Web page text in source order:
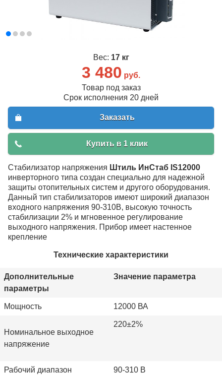
Вес: 17 кг
3 480 руб.
Товар под заказ
Срок исполнения 20 дней
Заказать
Купить в 1 клик
Стабилизатор напряжения Штиль ИнСтаб IS12000
инверторного типа создан специально для надежной
защиты отопительных систем и другого оборудования.
Данный тип стабилизаторов имеют широкий диапазон
входного напряжения 90-310В, высокую точность
стабилизации 2% и мгновенное регулирование
выходного напряжения. Прибор имеет настенное
крепление
Технические характеристики
Дополнительные
параметры
Значение параметра
Мощность 12000 ВА
Номинальное выходное
напряжение
220±2%
Рабочий диапазон
90-310 В